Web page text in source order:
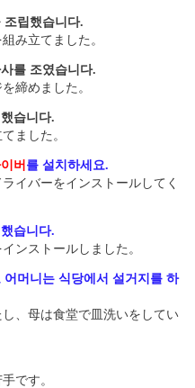
조립했습니다.
み立てました。
를 조였습니다.
締めました。
습니다.
ました。
버 를 설치하세요.
イバーをインストールしてく
습니다.
ンストールしました。
어머니는 식당에서 설거지를 하
、母は食堂で皿洗いをしてい
です。